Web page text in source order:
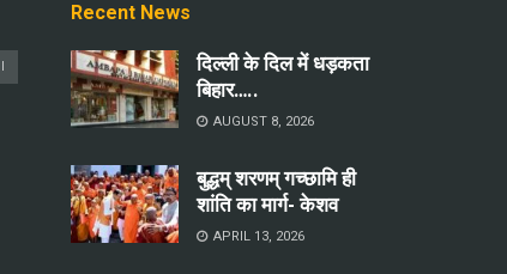
Recent News
दिल्ली के दिल में धड़कता
बिहार…..
AUGUST 8, 2026
बुद्धम् शरणम् गच्छामि ही
शांति का मार्ग- केशव
APRIL 13, 2026